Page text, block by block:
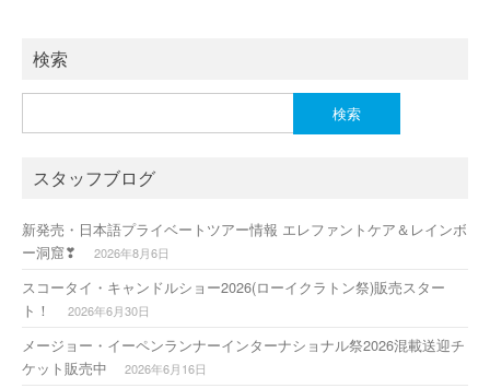
検索
索:
スタッフブログ
新発売・日本語プライベートツアー情報 エレファントケア＆レインボ
ー洞窟❣
2026年8月6日
スコータイ・キャンドルショー2026(ローイクラトン祭)販売スター
ト！
2026年6月30日
メージョー・イーペンランナーインターナショナル祭2026混載送迎チ
ケット販売中
2026年6月16日